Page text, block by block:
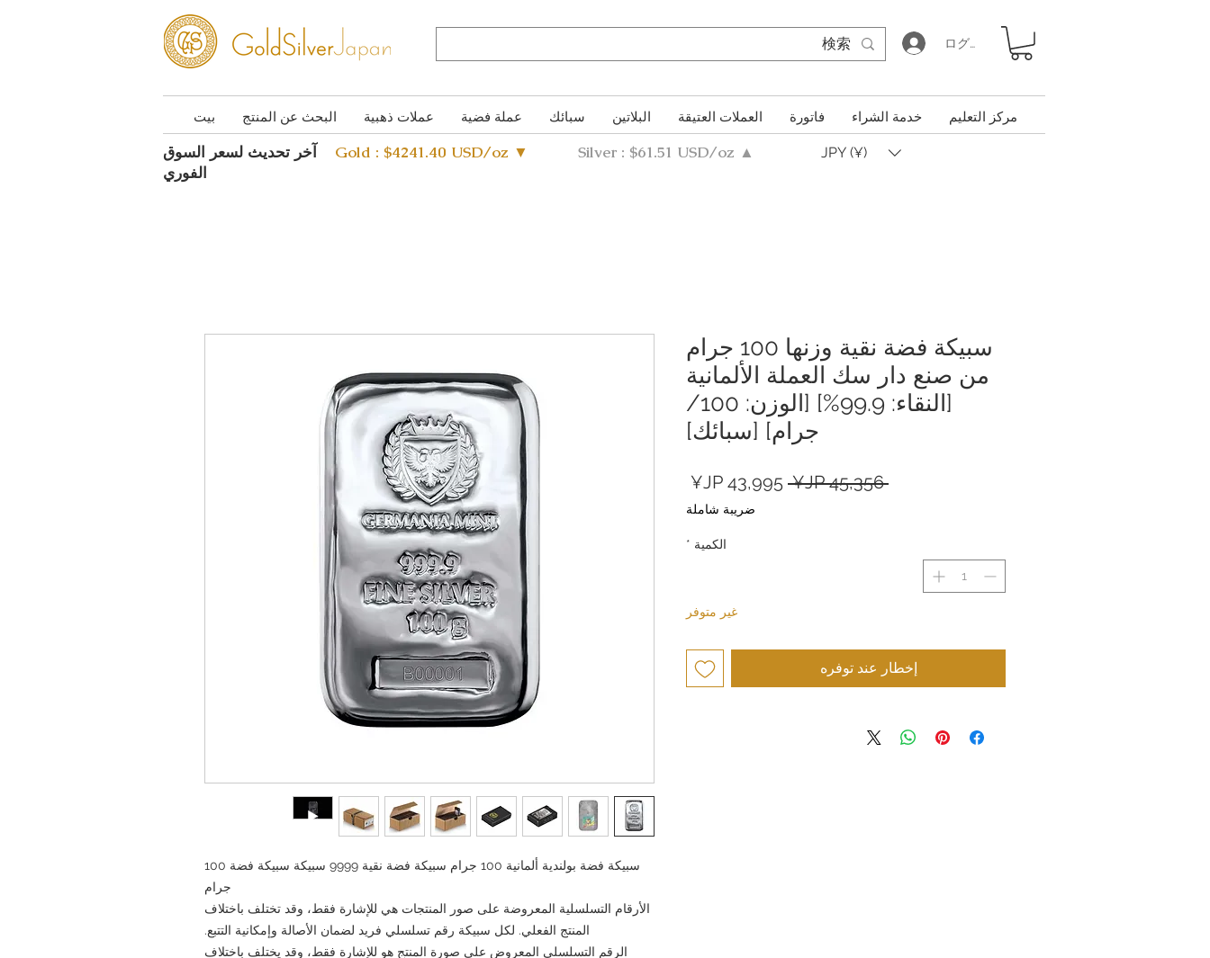
ログイン
بيت البحث عن المنتج عملات ذهبية عملة فضية سبائك البلاتين العملات العتيقة فاتورة خدمة الشراء مركز التعليم
آخر تحديث لسعر السوق
الفوري
Gold : $4241.40 USD/oz ▼ Silver : $61.51 USD/oz ▲ JPY (¥)
سبيكة فضة بولندية ألمانية 100 جرام سبيكة فضة نقية 9999 سبيكة سبيكة فضة 100
جرام
الأرقام التسلسلية المعروضة على صور المنتجات هي للإشارة فقط، وقد تختلف باختلاف
المنتج الفعلي. لكل سبيكة رقم تسلسلي فريد لضمان الأصالة وإمكانية التتبع.
الرقم التسلسلي المعروض على صورة المنتج هو للإشارة فقط، وقد يختلف باختلاف
سبيكة فضة نقية وزنها 100 جرام
من صنع دار سك العملة الألمانية
[النقاء: 99.9%] [الوزن: 100/
جرام] [سبائك]
‏45,356 JP¥
سعر
البيعضريبة شاملة
الكمية *
غير متوفر
إخطار عند توفره